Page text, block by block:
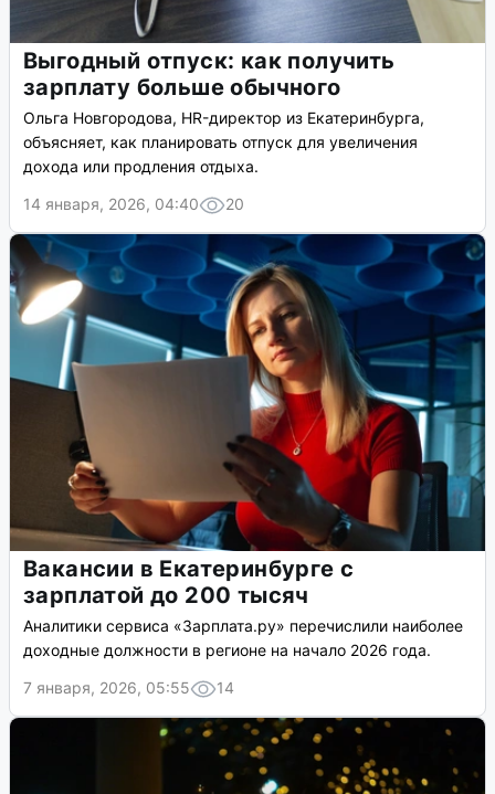
Выгодный отпуск: как получить
зарплату больше обычного
Ольга Новгородова, HR-директор из Екатеринбурга,
объясняет, как планировать отпуск для увеличения
дохода или продления отдыха.
14 января, 2026, 04:40
20
Вакансии в Екатеринбурге с
зарплатой до 200 тысяч
Аналитики сервиса «Зарплата.ру» перечислили наиболее
доходные должности в регионе на начало 2026 года.
7 января, 2026, 05:55
14